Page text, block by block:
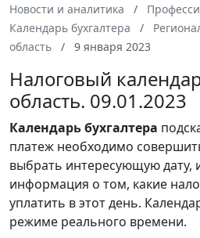
Новости и аналитика
Календарь бухгалтера
область
9 января 2023
Налоговый
область. 09.01.2023
Календарьбухгалтера
платеж необходимо
выбрать интересующую дату,
информация о том, какие
уплатить в этот день.
режиме реального времени.